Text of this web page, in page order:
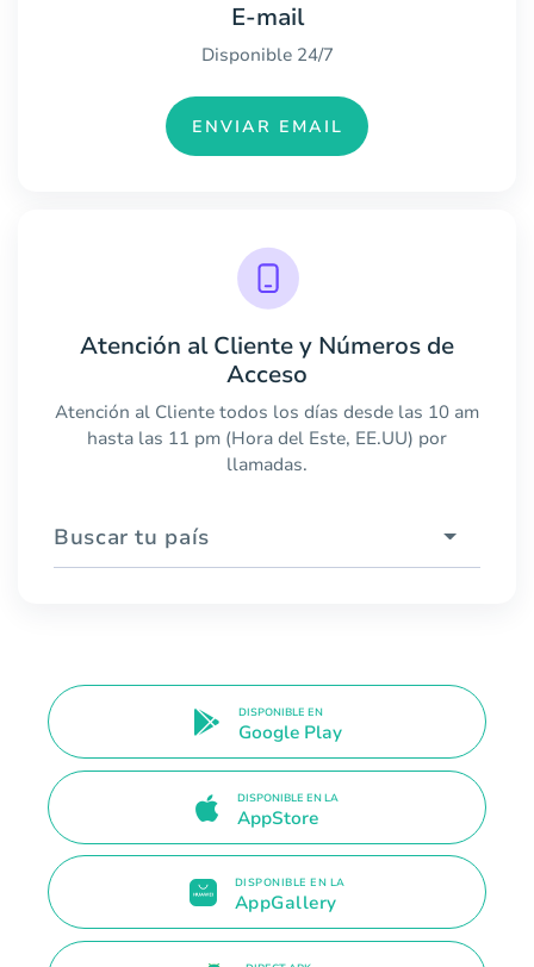
E-mail
Disponible 24/7
ENVIAR EMAIL
Atención al Cliente y Números de
Acceso
Atención al Cliente todos los días desde las 10 am
hasta las 11 pm (Hora del Este, EE.UU) por
llamadas.
Buscar tu país
DISPONIBLE EN
Google Play
DISPONIBLE EN LA
AppStore
DISPONIBLE EN LA
AppGallery